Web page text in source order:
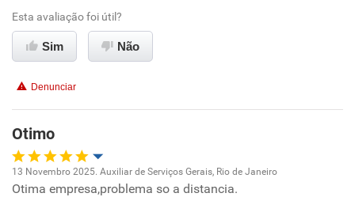
Recomenda esta empresa
Recomenda a diretoria
Esta avaliação foi útil?
Sim Não
Denunciar
Otimo
Oportunidade de promoção
13 Novembro 2025. Auxiliar de Serviços Gerais, Rio de Janeiro
Otima empresa,problema so a distancia.